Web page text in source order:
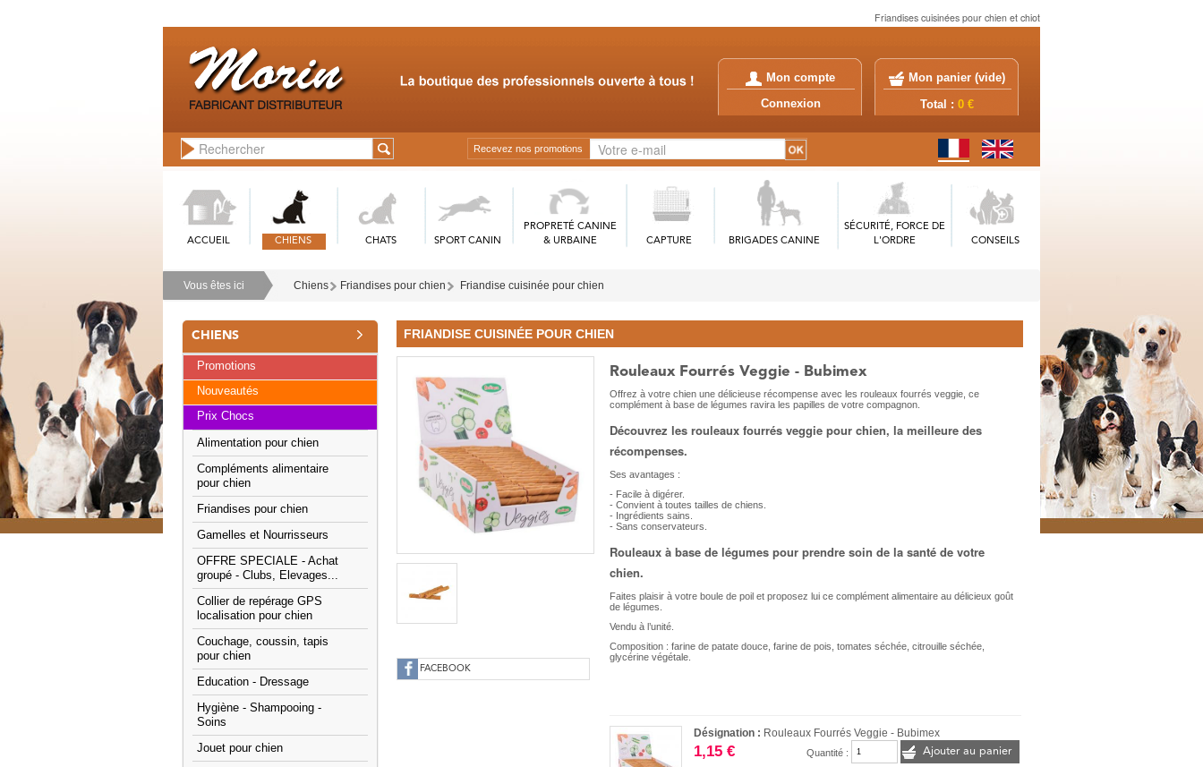
Friandises cuisinées pour chien et chiot
Mon compte
Connexion
Mon panier (vide)
Total : 0 €
Recevez nos promotions
ACCUEIL CHIENS CHATS SPORT CANIN
PROPRETÉ CANINE
& URBAINE
CAPTURE BRIGADES CANINE
SÉCURITÉ, FORCE DE
L'ORDRE
CONSEILS
Vous êtes ici Chiens Friandises pour chien Friandise cuisinée pour chien
CHIENS
Promotions
Nouveautés
Prix Chocs
Alimentation pour chien
Compléments alimentaire
pour chien
Friandises pour chien
Gamelles et Nourrisseurs
OFFRE SPECIALE - Achat
groupé - Clubs, Elevages...
Collier de repérage GPS
localisation pour chien
Couchage, coussin, tapis
pour chien
Education - Dressage
Hygiène - Shampooing -
Soins
Jouet pour chien
FRIANDISE CUISINÉE POUR CHIEN
FACEBOOK
Rouleaux Fourrés Veggie - Bubimex
Offrez à votre chien une délicieuse récompense avec les rouleaux fourrés veggie, ce
complément à base de légumes ravira les papilles de votre compagnon.
Découvrez les rouleaux fourrés veggie pour chien, la meilleure des
récompenses.
Ses avantages :
- Facile à digérer.
- Convient à toutes tailles de chiens.
- Ingrédients sains.
- Sans conservateurs.
Rouleaux à base de légumes pour prendre soin de la santé de votre
chien.
Faites plaisir à votre boule de poil et proposez lui ce complément alimentaire au délicieux goût
de légumes.
Vendu à l’unité.
Composition : farine de patate douce, farine de pois, tomates séchée, citrouille séchée,
glycérine végétale.
Désignation : Rouleaux Fourrés Veggie - Bubimex
1,15 € Quantité : Ajouter au panier